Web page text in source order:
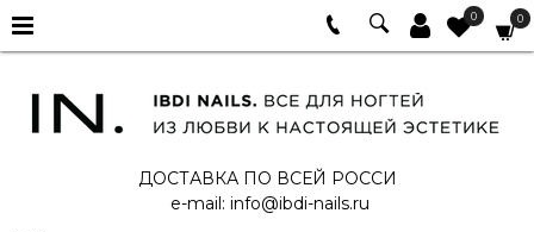
0 0
ДОСТАВКА ПО ВСЕЙ РОССИ
e-mail: info@ibdi-nails.ru